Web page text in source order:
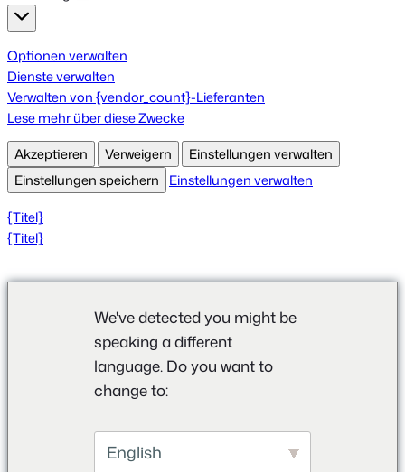
Marketing
Optionen verwalten
Dienste verwalten
Verwalten von {vendor_count}-Lieferanten
Lese mehr über diese Zwecke
Akzeptieren
Verweigern
Einstellungen verwalten
Einstellungen speichern
Einstellungen verwalten
{Titel}
{Titel}
We've detected you might be
speaking a different
language. Do you want to
change to:
English